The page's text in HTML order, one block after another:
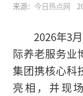
来源： 今日热点网
2026年3
际养老服务业
集团携核心
亮相，并现